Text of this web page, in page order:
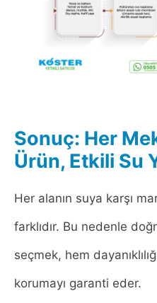
Sonuç: Her
Ürün, Etkili Su
Her alanın suya karşı
farklıdır. Bu nedenle
seçmek, hem
korumayı garanti eder.